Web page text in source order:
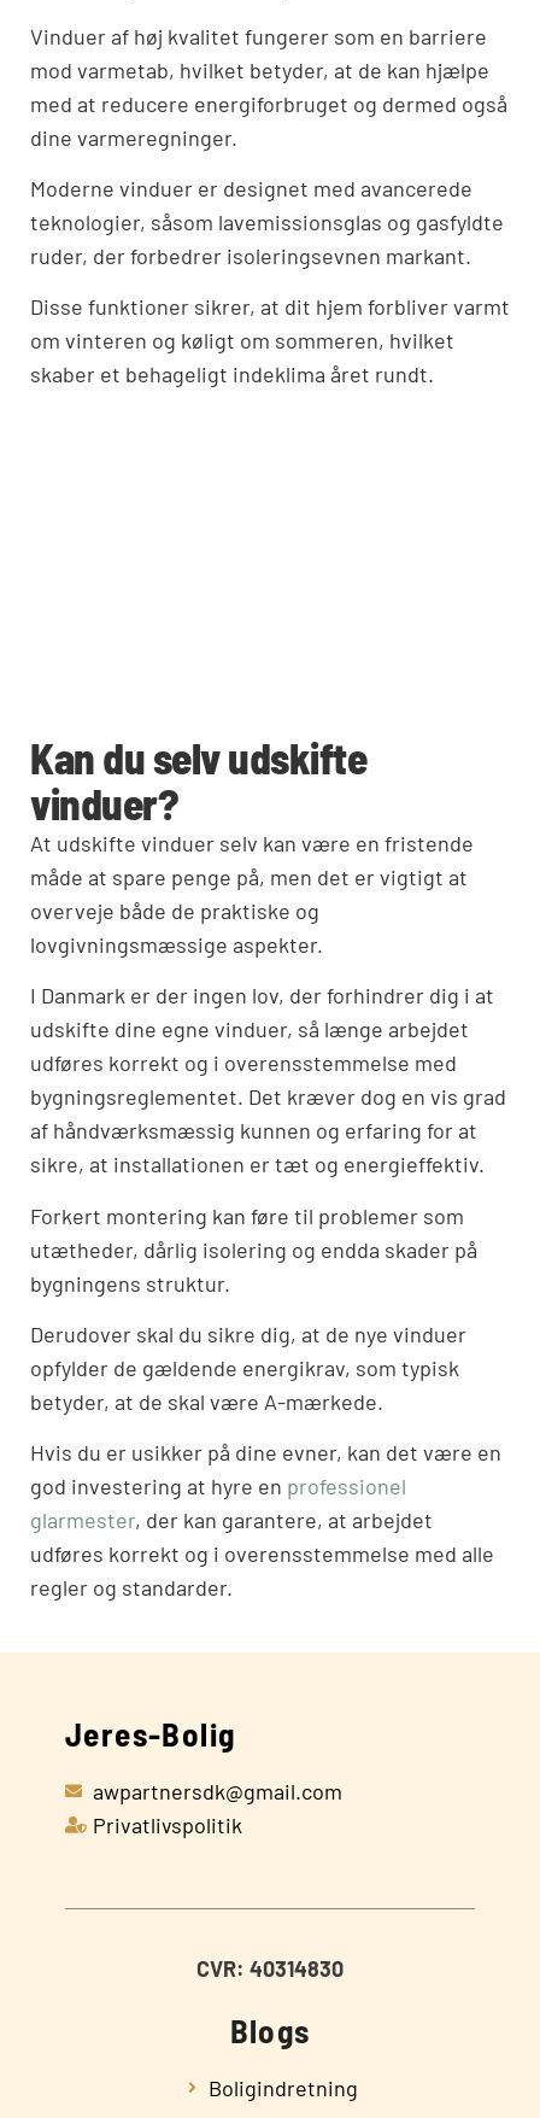
Vinduer af høj kvalitet fungerer som en barriere
mod varmetab, hvilket betyder, at de kan hjælpe
med at reducere energiforbruget og dermed også
dine varmeregninger.
Moderne vinduer er designet med avancerede
teknologier, såsom lavemissionsglas og gasfyldte
ruder, der forbedrer isoleringsevnen markant.
Disse funktioner sikrer, at dit hjem forbliver varmt
om vinteren og køligt om sommeren, hvilket
skaber et behageligt indeklima året rundt.
Kan du selv udskifte
vinduer?
At udskifte vinduer selv kan være en fristende
måde at spare penge på, men det er vigtigt at
overveje både de praktiske og
lovgivningsmæssige aspekter.
I Danmark er der ingen lov, der forhindrer dig i at
udskifte dine egne vinduer, så længe arbejdet
udføres korrekt og i overensstemmelse med
bygningsreglementet. Det kræver dog en vis grad
af håndværksmæssig kunnen og erfaring for at
sikre, at installationen er tæt og energieffektiv.
Forkert montering kan føre til problemer som
utætheder, dårlig isolering og endda skader på
bygningens struktur.
Derudover skal du sikre dig, at de nye vinduer
opfylder de gældende energikrav, som typisk
betyder, at de skal være A-mærkede.
Hvis du er usikker på dine evner, kan det være en
god investering at hyre en professionel
glarmester, der kan garantere, at arbejdet
udføres korrekt og i overensstemmelse med alle
regler og standarder.
Jeres-Bolig
awpartnersdk@gmail.com
Privatlivspolitik
CVR: 40314830
Blogs
Boligindretning